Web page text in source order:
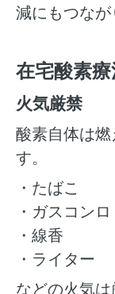
減にもつなが
在宅酸素
火気厳禁
酸素自体は
す。
・たばこ
・ガスコンロ
・線香
・ライター
などの火気は